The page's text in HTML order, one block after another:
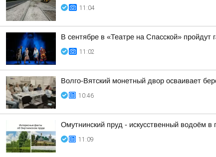
11:04
В сентябре в «Театре на Спасской» пройдут
11:02
Волго-Вятский монетный двор осваивает
10:46
Омутнинский пруд - искусственный водоём
11:09